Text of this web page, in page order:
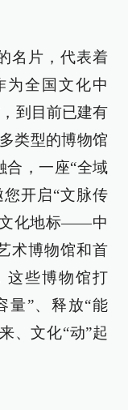
名片，代表着
为全国文化中
到目前已建有
类型的博物馆
合，一座“全域
开启“文脉传
文化地标——中
术博物馆和首
这些博物馆打
量”、释放“能
、文化“动”起